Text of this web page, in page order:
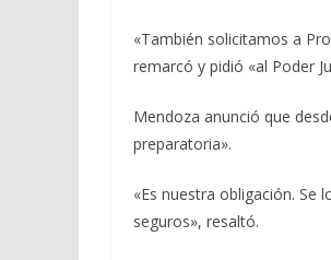
«También solicitamos a
remarcó y pidió «al Poder
Mendoza anunció que
preparatoria».
«Es nuestra obligación. Se
seguros», resaltó.